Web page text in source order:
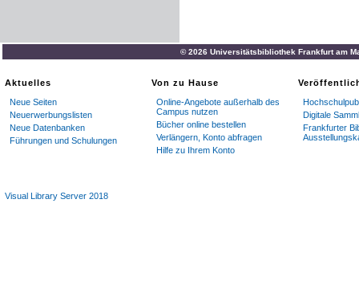
© 2026 Universitätsbibliothek Frankfurt am
Aktuelles
Neue Seiten
Neuerwerbungslisten
Neue Datenbanken
Führungen und Schulungen
Von zu Hause
Online-Angebote außerhalb des
Campus nutzen
Bücher online bestellen
Verlängern, Konto abfragen
Hilfe zu Ihrem Konto
Digitale
Frankfurter
Visual Library Server 2018